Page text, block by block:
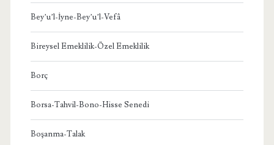
Bey’u’l-İyne-Bey’u’l-Vefâ
Bireysel Emeklilik-Özel Emeklilik
Borç
Borsa-Tahvil-Bono-Hisse Senedi
Boşanma-Talak